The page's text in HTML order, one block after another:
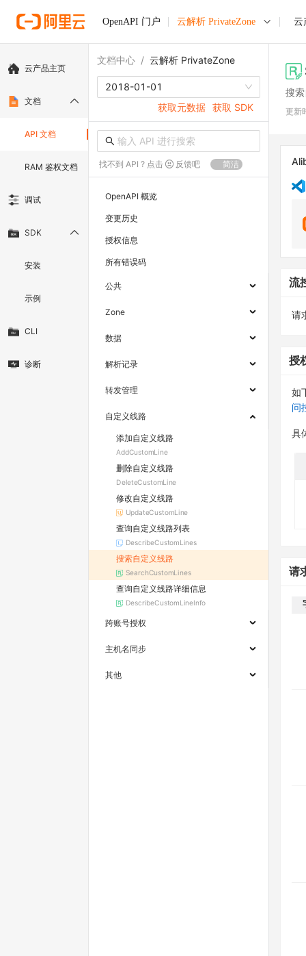
OpenAPI 门户 云解析 PrivateZone 云
云产品主页
文档
API 文档
RAM 鉴权文档
调试
SDK
安装
示例
CLI
诊断
文档中心 / 云解析 PrivateZone
2018-01-01
获取元数据 获取 SDK
找不到 API ? 点击 反馈吧 简洁
OpenAPI 概览
变更历史
授权信息
所有错误码
公共
Zone
数据
解析记录
转发管理
自定义线路
添加自定义线路
AddCustomLine
删除自定义线路
DeleteCustomLine
修改自定义线路
UpdateCustomLine
查询自定义线路列表
DescribeCustomLines
搜索自定义线路
SearchCustomLines
查询自定义线路详细信息
DescribeCustomLineInfo
跨账号授权
主机名同步
其他
搜
更新
流
请
授
如
问
具
请